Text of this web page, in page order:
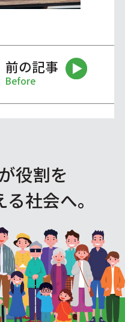
前の記事
Before
役割を
社会へ。